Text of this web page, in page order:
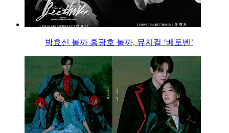
박효신 볼까 홍광호 볼까, 뮤지컬 ‘베토벤’